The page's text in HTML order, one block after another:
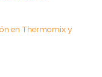
en Thermomix y